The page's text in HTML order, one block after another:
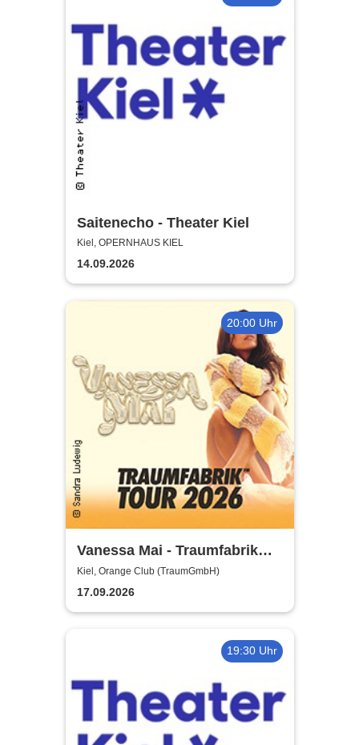
Saitenecho - Theater Kiel
Kiel, OPERNHAUS KIEL
14.09.2026
20:00 Uhr
Vanessa Mai - Traumfabrik
Tour 2026
Kiel, Orange Club (TraumGmbH)
17.09.2026
19:30 Uhr